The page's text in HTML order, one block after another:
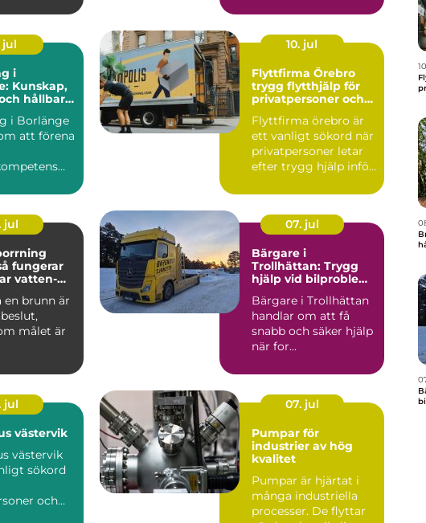
planerar fönst...
jul
i
Kunskap,
hållbara
i Borlänge
att förena
10. jul
Flyttfirma Örebro
trygg flytthjälp för
privatpersoner och
Flyttfirma örebro är
ett vanligt sökord när
privatpersoner letar
efter trygg hjälp inför
jul
vatten-
en brunn är
målet är
...
07. jul
Bärgare i
Trollhättan: Trygg
hjälp vid bilproblem
Bärgare i Trollhättan
handlar om att få
snabb och säker hjälp
när for...
jul
västervik
västervik
sökord
och
07. jul
Pumpar för
industrier av hög
kvalitet
Pumpar är hjärtat i
många industriella
processer. De flyttar